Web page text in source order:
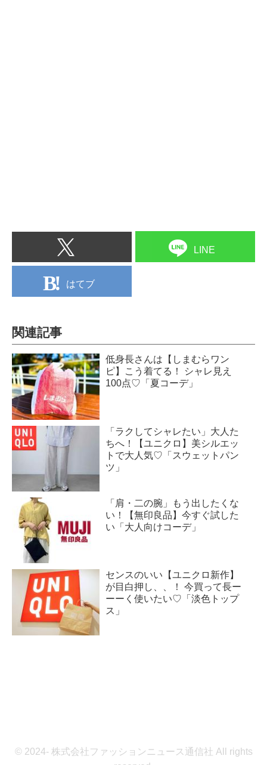
LINE
はてブ
関連記事
低身長さんは【しまむらワン
ピ】こう着てる！ シャレ見え
100点♡「夏コーデ」
「ラクしてシャレたい」大人た
ちへ！【ユニクロ】美シルエッ
トで大人気♡「スウェットパン
ツ」
「肩・二の腕」もう出したくな
い！【無印良品】今すぐ試した
い「大人向けコーデ」
センスのいい【ユニクロ新作】
が目白押し、、！ 今買って長ー
ーーく使いたい♡「淡色トップ
ス」
© 2024- 株式会社ファッションニュース通信社 All rights